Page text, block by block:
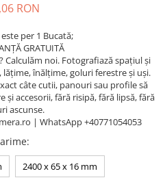
RON
per 1 Bucată;
GRATUITĂ
noi. Fotografiază spațiul și
înălțime, goluri ferestre și uși.
câte cutii, panouri sau profile să
accesorii, fără risipă, fără lipsă, fără
ascunse.
| WhatsApp +40771054053
:
2400 x 65 x 16 mm